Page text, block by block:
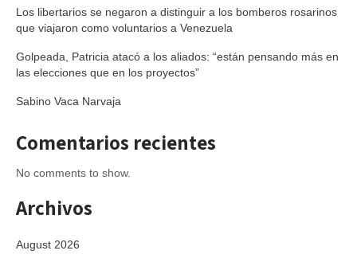
Los libertarios se negaron a distinguir a los bomberos rosarinos
que viajaron como voluntarios a Venezuela
Golpeada, Patricia atacó a los aliados: “están pensando más en
las elecciones que en los proyectos”
Sabino Vaca Narvaja
Comentarios recientes
No comments to show.
Archivos
August 2026